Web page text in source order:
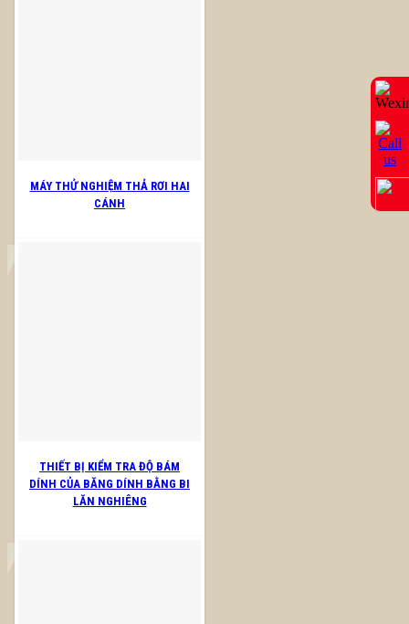
MÁY THỬ NGHIỆM THẢ RƠI HAI
CÁNH
THIẾT BỊ KIỂM TRA ĐỘ BÁM
DÍNH CỦA BĂNG DÍNH BẰNG BI
LĂN NGHIÊNG